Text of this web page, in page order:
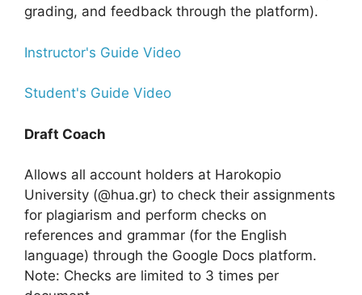
grading, and feedback through the platform).
Instructor's Guide Video
Student's Guide Video
Draft Coach
Allows all account holders at Harokopio
University (@hua.gr) to check their assignments
for plagiarism and perform checks on
references and grammar (for the English
language) through the Google Docs platform.
Note: Checks are limited to 3 times per